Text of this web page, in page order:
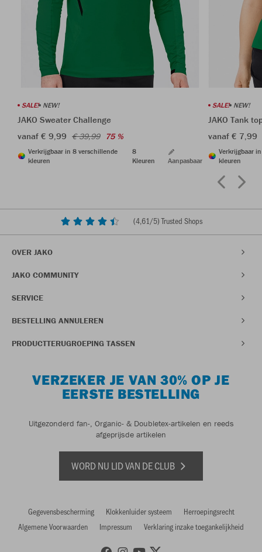
SALE! NEW!
JAKO Sweater Challenge
vanaf € 9,99 € 39,99 75 %
Verkrijgbaar in 8 verschillende
kleuren
8
Kleuren
Aanpasbaar
SALE! NEW!
JAKO Tank
vanaf € 7,99
Verkrijgbaar
kleuren
(4,61/5) Trusted Shops
OVER JAKO
JAKO COMMUNITY
SERVICE
BESTELLING ANNULEREN
PRODUCTTERUGROEPING TASSEN
VERZEKER JE VAN 30% OP JE
EERSTE BESTELLING
Uitgezonderd fan-, Organic- & Doubletex-artikelen en reeds
afgeprijsde artikelen
WORD NU LID VAN DE CLUB
Gegevensbescherming Klokkenluider systeem
Herroepingsrecht
Algemene Voorwaarden
Impressum Verklaring inzake toegankelijkheid